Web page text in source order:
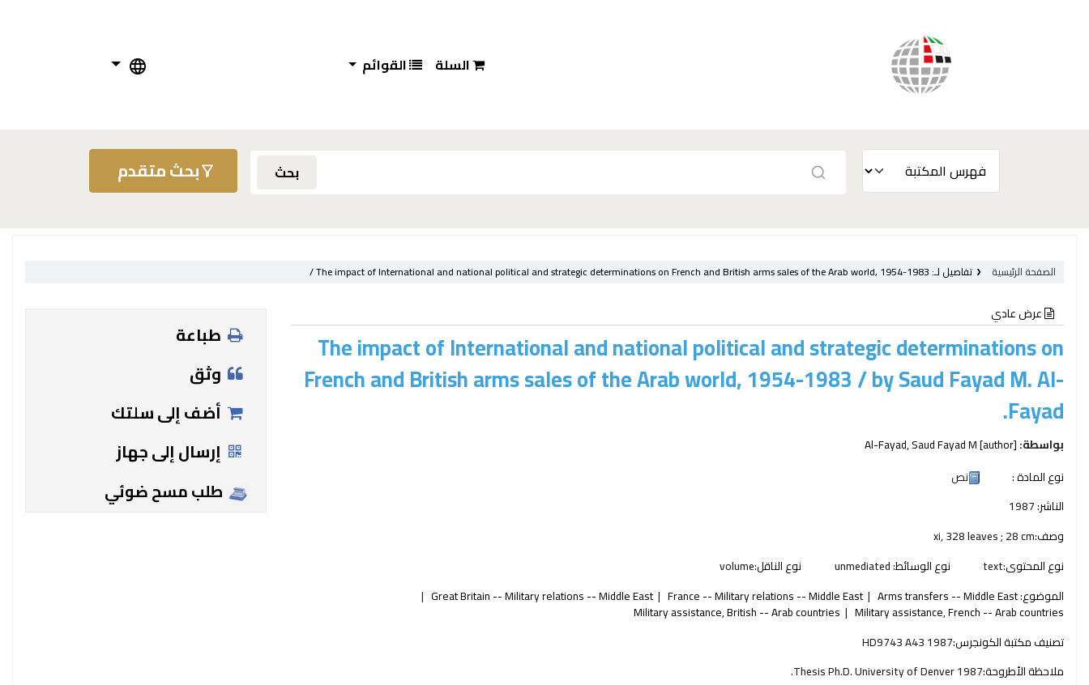
السلة القوائم
بحث بحث متقدم
الصفحة الرئيسية تفاصيل لـ: The impact of International and national political and strategic determinations on French and British arms sales of the Arab world, 1954-1983 /
عرض عادي
The impact of International and national political and strategic determinations on
French and British arms sales of the Arab world, 1954-1983 /by Saud Fayad M. Al-
Fayad.
بواسطة: Al-Fayad, Saud Fayad M[author]
نوع المادة :
نص
الناشر:
وصف:xi, 328 leaves ; 28 cm
نوع المحتوى:text نوع الوسائط:unmediated نوع الناقل:volume
الموضوع:Arms transfers -- Middle East
France -- Military relations -- Middle East
Great Britain -- Military relations -- Middle East
Military assistance, French -- Arab countries
Military assistance, British -- Arab countries
تصنيف مكتبة الكونجرس:HD9743 A43 1987
ملاحظة الأطروحة:Thesis Ph.D. University of Denver 1987.
طباعة
وثق
أضف إلى سلتك
إرسال إلى جهاز
طلب مسح ضوئي